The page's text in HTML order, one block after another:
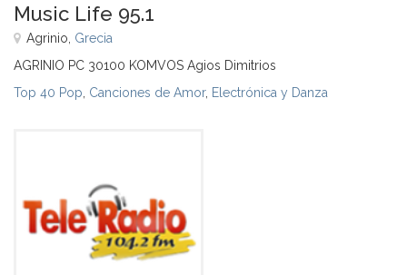
Music Life 95.1
Agrinio, Grecia
AGRINIO PC 30100 KOMVOS Agios Dimitrios
Top 40 Pop Canciones de Amor, Electrónica y Danza